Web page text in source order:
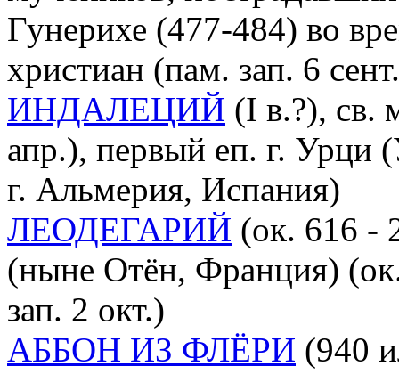
Гунерихе (477-484) во
христиан (пам. зап. 6
ИНДАЛЕЦИЙ (I в.?), св.
апр.), первый еп. г. Урци
г. Альмерия, Испания)
ЛЕОДЕГАРИЙ (ок. 616 -
(ныне Отён, Франция)
зап. 2 окт.)
АББОН ИЗ ФЛЁРИ (940